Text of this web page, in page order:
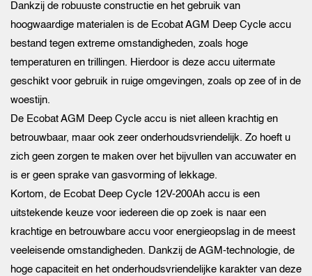
Dankzij de robuuste constructie en het gebruik van
hoogwaardige materialen is de Ecobat AGM Deep Cycle accu
bestand tegen extreme omstandigheden, zoals hoge
temperaturen en trillingen. Hierdoor is deze accu uitermate
geschikt voor gebruik in ruige omgevingen, zoals op zee of in de
woestijn.
De Ecobat AGM Deep Cycle accu is niet alleen krachtig en
betrouwbaar, maar ook zeer onderhoudsvriendelijk. Zo hoeft u
zich geen zorgen te maken over het bijvullen van accuwater en
is er geen sprake van gasvorming of lekkage.
Kortom, de Ecobat Deep Cycle 12V-200Ah accu is een
uitstekende keuze voor iedereen die op zoek is naar een
krachtige en betrouwbare accu voor energieopslag in de meest
veeleisende omstandigheden. Dankzij de AGM-technologie, de
hoge capaciteit en het onderhoudsvriendelijke karakter van deze